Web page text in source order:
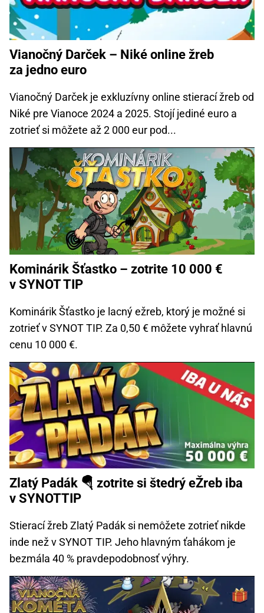
Vianočný Darček – Niké online žreb
za jedno euro
Vianočný Darček je exkluzívny online stierací žreb od
Niké pre Vianoce 2024 a 2025. Stojí jediné euro a
zotrieť si môžete až 2 000 eur pod...
Kominárik Šťastko – zotrite 10 000 €
v SYNOT TIP
Kominárik Šťastko je lacný ežreb, ktorý je možné si
zotrieť v SYNOT TIP. Za 0,50 € môžete vyhrať hlavnú
cenu 10 000 €.
Zlatý Padák 🪂 zotrite si štedrý eŽreb iba
v SYNOTTIP
Stierací žreb Zlatý Padák si nemôžete zotrieť nikde
inde než v SYNOT TIP. Jeho hlavným ťahákom je
bezmála 40 % pravdepodobnosť výhry.